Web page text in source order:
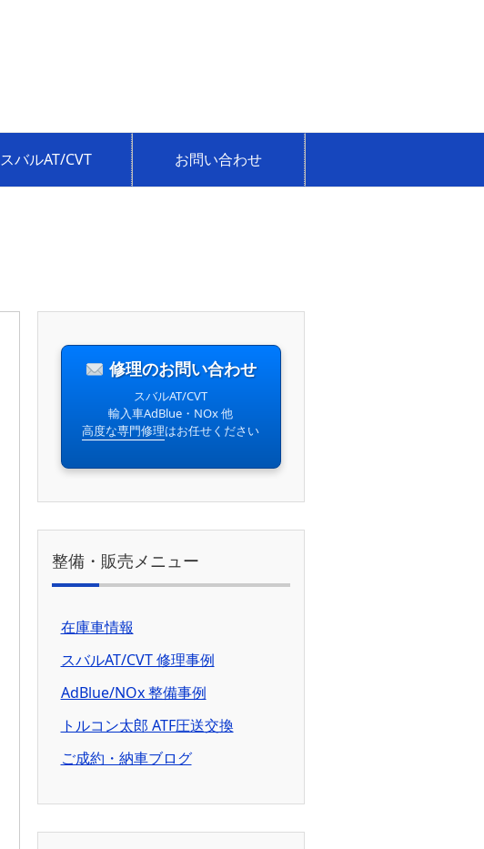
スバルAT/CVT お問い合わせ
修理のお問い合わせ
スバルAT/CVT
輸入車AdBlue・NOx 他
高度な専門修理はお任せください
整備・販売メニュー
在庫車情報
スバルAT/CVT 修理事例
AdBlue/NOx 整備事例
トルコン太郎 ATF圧送交換
ご成約・納車ブログ